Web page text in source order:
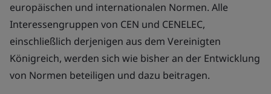
europäischen und internationalen Normen. Alle
Interessengruppen von CEN und CENELEC,
einschließlich derjenigen aus dem Vereinigten
Königreich, werden sich wie bisher an der Entwicklung
von Normen beteiligen und dazu beitragen.